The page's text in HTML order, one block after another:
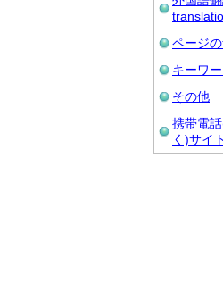
ページ
キーワ
その他
携帯電
く)サイト